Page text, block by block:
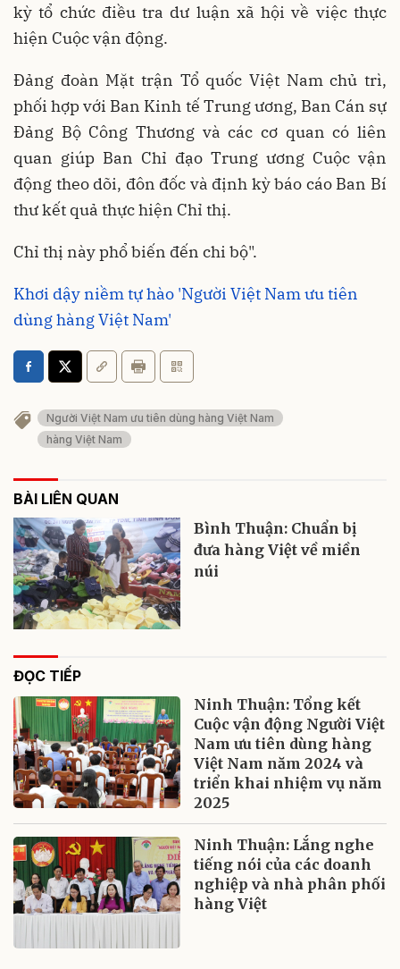
kỳ tổ chức điều tra dư luận xã hội về việc thực
hiện Cuộc vận động.
Đảng đoàn Mặt trận Tổ quốc Việt Nam chủ trì,
phối hợp với Ban Kinh tế Trung ương, Ban Cán sự
Đảng Bộ Công Thương và các cơ quan có liên
quan giúp Ban Chỉ đạo Trung ương Cuộc vận
động theo dõi, đôn đốc và định kỳ báo cáo Ban Bí
thư kết quả thực hiện Chỉ thị.
Chỉ thị này phổ biến đến chi bộ".
Khơi dậy niềm tự hào 'Người Việt Nam ưu tiên
dùng hàng Việt Nam'
Người Việt Nam ưu tiên dùng hàng Việt Nam
hàng Việt Nam
BÀI LIÊN QUAN
Bình Thuận: Chuẩn bị
đưa hàng Việt về miền
núi
ĐỌC TIẾP
Ninh Thuận: Tổng kết
Cuộc vận động Người Việt
Nam ưu tiên dùng hàng
Việt Nam năm 2024 và
triển khai nhiệm vụ năm
2025
Ninh Thuận: Lắng nghe
tiếng nói của các doanh
nghiệp và nhà phân phối
hàng Việt